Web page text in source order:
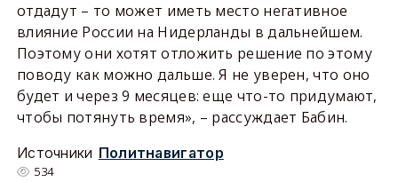
отдадут – то может иметь место негативное
влияние России на Нидерланды в дальнейшем.
Поэтому они хотят отложить решение по этому
поводу как можно дальше. Я не уверен, что оно
будет и через 9 месяцев: еще что-то придумают,
чтобы потянуть время», – рассуждает Бабин.
Источники Политнавигатор
534